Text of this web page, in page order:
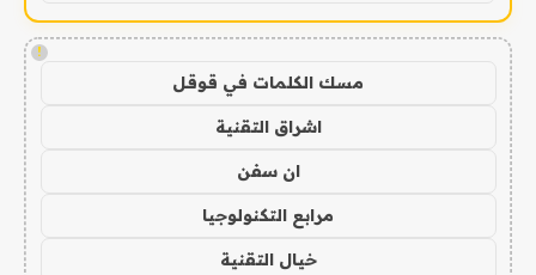
!
مسك الكلمات في قوقل
اشراق التقنية
ان سفن
مرابع التكنولوجيا
خيال التقنية